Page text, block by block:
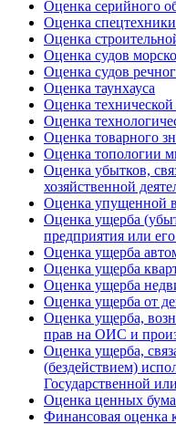
Оценка серийного
Оценка спецтехники
Оценка
Оценка судов
Оценка судов
Оценка таунхауса
Оценка
Оценка
Оценка товарного
Оценка топологии
Оценка убытков,
хозяйственной
Оценка упущенной
Оценка ущерба
предприятия или
Оценка ущерба
Оценка ущерба
Оценка ущерба
Оценка ущерба от
Оценка ущерба,
прав на ОИС и
Оценка ущерба,
(бездействием)
Государственной
Оценка ценных
Финансовая оценка